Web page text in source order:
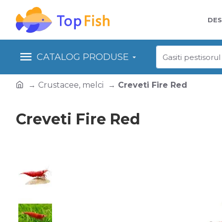
CATALOG PRODUSE
Crustacee, melci Creveti Fire Red
Creveti Fire Red